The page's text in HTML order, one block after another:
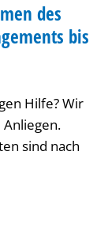
des
bis
Hilfe? Wir
sind nach